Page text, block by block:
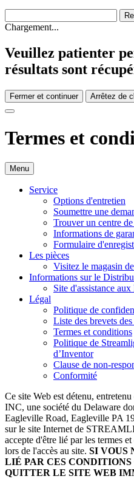
Chargement...
Veuillez patienter
résultats sont
Fermer et continuer Arrêtez de
Termes et
Menu
Service
Options d'entretien
Soumettre une
Trouver un centre
Informations de
Formulaire
Les pièces
Visitez le magasin
Informations sur le
Site d'assistance
Légal
Politique de
Liste des brevets
Termes et conditions
Politique de
d’Inventor
Clause de non-
Conformité
Ce site Web est détenu,
INC, une société du Delaware
Eagleville Road, Eagleville PA
sur le site Internet de
accepte d'être lié par les termes
lors de l'accès au site. SI VOUS
LIÉ PAR CES
QUITTER LE SITE WEB